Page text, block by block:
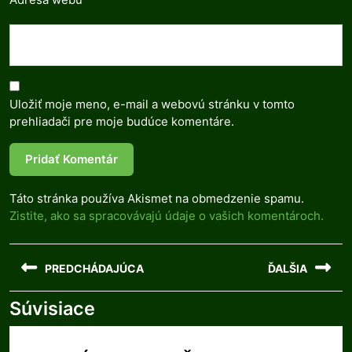
Uložiť moje meno, e-mail a webovú stránku v tomto
prehliadači pre moje budúce komentáre.
Táto stránka používa Akismet na obmedzenie spamu.
Zistite, ako sa spracovávajú údaje o vašich komentároch.
Navigácia
článku
PREDCHÁDAJÚCA
Previous
post:
ĎALŠIA
post:
Súvisiace